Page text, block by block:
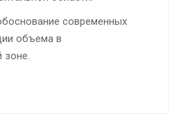
современных
объема в
зоне.